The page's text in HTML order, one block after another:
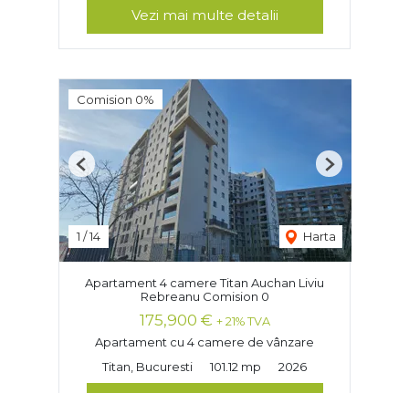
Vezi mai multe detalii
Comision 0%
1 /14 Harta
Previous Next
Apartament 4 camere Titan Auchan Liviu
Rebreanu Comision 0
175,900 € + 21% TVA
Apartament cu 4 camere de vânzare
Titan, Bucuresti
101.12 mp 2026